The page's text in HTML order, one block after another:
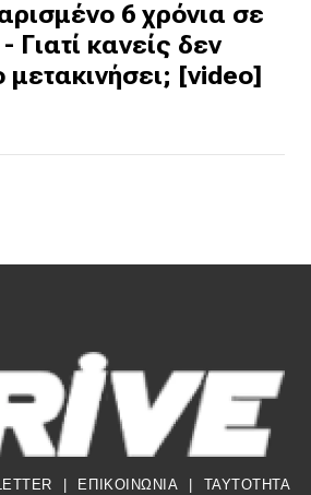
6 χρόνια σε
Γιατί κανείς δεν
μετακινήσει; [video]
| ΕΠΙΚΟΙΝΩΝΙΑ | TAYTOTHTA